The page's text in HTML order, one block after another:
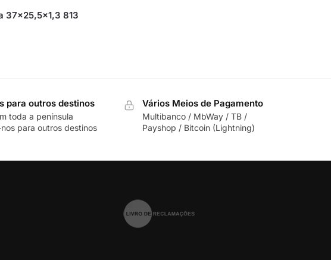
37×25,5×1,3 813
para outros destinos
toda a península
para outros destinos
Vários Meios de Pagamento
Multibanco / MbWay / TB /
Payshop / Bitcoin (Lightning)